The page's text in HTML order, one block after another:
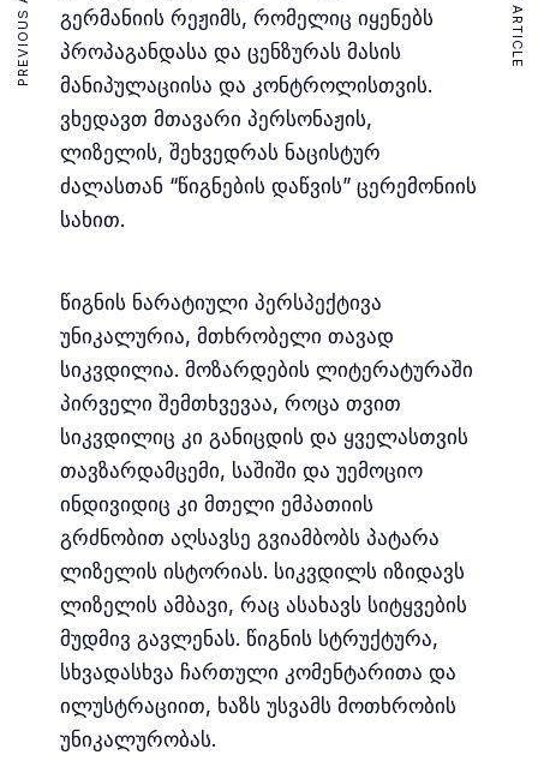
გერმანიის რეჟიმს, რომელიც იყენებს
პროპაგანდასა და ცენზურას მასის
მანიპულაციისა და კონტროლისთვის.
ვხედავთ მთავარი პერსონაჟის,
ლიზელის, შეხვედრას ნაცისტურ
ძალასთან “წიგნების დაწვის” ცერემონიის
სახით.
წიგნის ნარატიული პერსპექტივა
უნიკალურია, მთხრობელი თავად
სიკვდილია. მოზარდების ლიტერატურაში
პირველი შემთხვევაა, როცა თვით
სიკვდილიც კი განიცდის და ყველასთვის
თავზარდამცემი, საშიში და უემოციო
ინდივიდიც კი მთელი ემპათიის
გრძნობით აღსავსე გვიამბობს პატარა
ლიზელის ისტორიას. სიკვდილს იზიდავს
ლიზელის ამბავი, რაც ასახავს სიტყვების
მუდმივ გავლენას. წიგნის სტრუქტურა,
სხვადასხვა ჩართული კომენტარითა და
ილუსტრაციით, ხაზს უსვამს მოთხრობის
უნიკალურობას.